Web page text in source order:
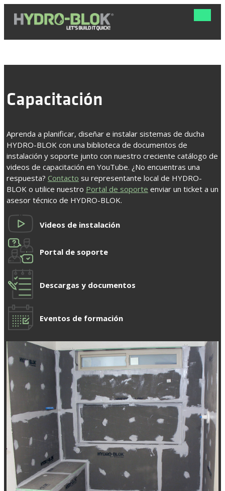
Capacitación
Aprenda a planificar, diseñar e instalar sistemas de ducha
HYDRO-BLOK con una biblioteca de documentos de
instalación y soporte junto con nuestro creciente catálogo de
videos de capacitación en YouTube. ¿No encuentras una
respuesta? Contacto su representante local de HYDRO-
BLOK o utilice nuestro Portal de soporte enviar un ticket a un
asesor técnico de HYDRO-BLOK.
Videos de instalación
Portal de soporte
Descargas y documentos
Eventos de formación